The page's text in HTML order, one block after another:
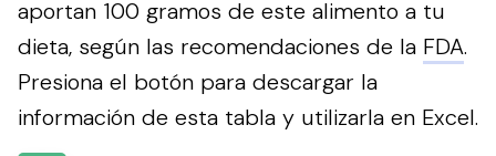
aportan 100 gramos de este alimento a tu
dieta, según las recomendaciones de la FDA.
Presiona el botón para descargar la
información de esta tabla y utilizarla en Excel.